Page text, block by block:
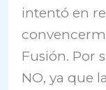
intentó en
Fusión. Por
NO, ya que